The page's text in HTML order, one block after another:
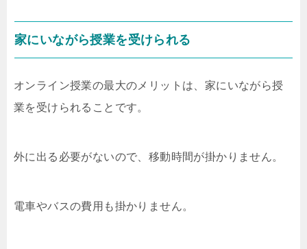
家にいながら授業を受けられる
オンライン授業の最大のメリットは、家にいながら授
業を受けられることです。
外に出る必要がないので、移動時間が掛かりません。
電車やバスの費用も掛かりません。